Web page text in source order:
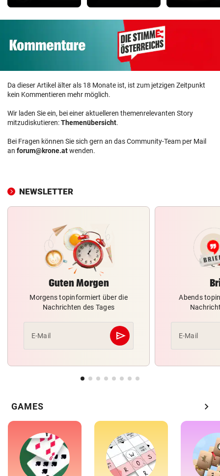
Da dieser Artikel älter als 18 Monate ist, ist zum jetzigen Zeitpunkt
kein Kommentieren mehr möglich.
Wir laden Sie ein, bei einer aktuelleren themenrelevanten Story
mitzudiskutieren:Themenübersicht.
Bei Fragen können Sie sich gern an das Community-Team per Mail
an forum@krone.atwenden.
NEWSLETTER
Guten Morgen
Morgens topinformiert über die
Nachrichten des Tages
E-Mail send
Abschicken
Abends
E-Mail
GAMES chevron_right